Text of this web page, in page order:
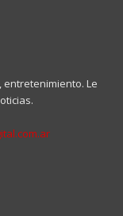
entretenimiento. Le